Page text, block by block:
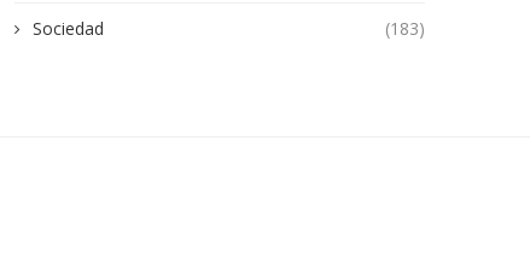
Sociedad (183)